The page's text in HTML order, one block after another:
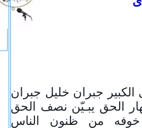
الكبير جبران خليل جبران
الحق يبـيّن نصف الحق
خوفه من ظنون الناس